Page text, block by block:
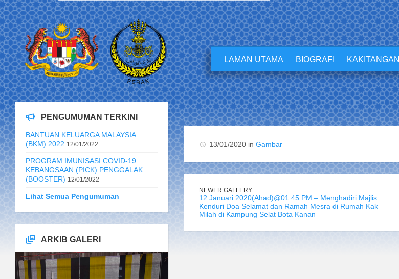
LAMAN UTAMA BIOGRAFI KAKITANGAN
13/01/2020 in Gambar
NEWER GALLERY
12 Januari 2020(Ahad)@01:45 PM – Menghadiri Majlis
Kenduri Doa Selamat dan Ramah Mesra di Rumah Kak
Milah di Kampung Selat Bota Kanan
PENGUMUMAN TERKINI
BANTUAN KELUARGA MALAYSIA
(BKM) 2022 12/01/2022
PROGRAM IMUNISASI COVID-19
KEBANGSAAN (PICK) PENGGALAK
(BOOSTER) 12/01/2022
Lihat Semua Pengumuman
ARKIB GALERI